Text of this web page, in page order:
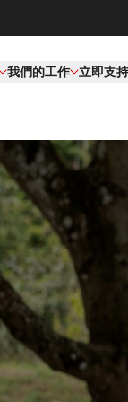
我們的工作​ 立即支